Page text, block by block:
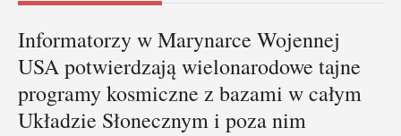
Informatorzy w Marynarce Wojennej
USA potwierdzają wielonarodowe tajne
programy kosmiczne z bazami w całym
Układzie Słonecznym i poza nim